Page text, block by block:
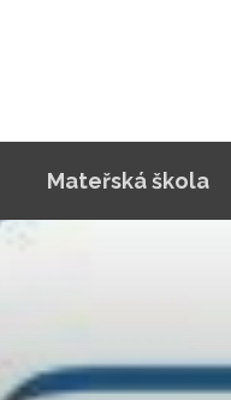
Mateřská škola